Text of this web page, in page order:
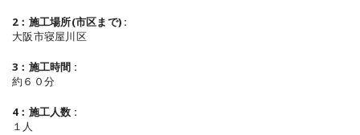
2：施工場所(市区まで) :
大阪市寝屋川区
3：施工時間 :
約６０分
4：施工人数 :
１人